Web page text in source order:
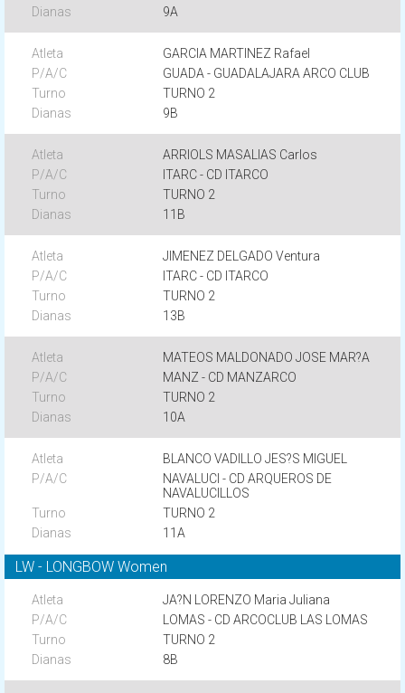
9A
GARCIA MARTINEZ Rafael
GUADA - GUADALAJARA ARCO CLUB
TURNO 2
9B
ARRIOLS MASALIAS Carlos
ITARC - CD ITARCO
TURNO 2
11B
JIMENEZ DELGADO Ventura
ITARC - CD ITARCO
TURNO 2
13B
MATEOS MALDONADO JOSE MAR?A
MANZ - CD MANZARCO
TURNO 2
10A
BLANCO VADILLO JES?S MIGUEL
NAVALUCI - CD ARQUEROS DE
NAVALUCILLOS
TURNO 2
11A
LW - LONGBOW Women
JA?N LORENZO Maria Juliana
LOMAS - CD ARCOCLUB LAS LOMAS
TURNO 2
8B